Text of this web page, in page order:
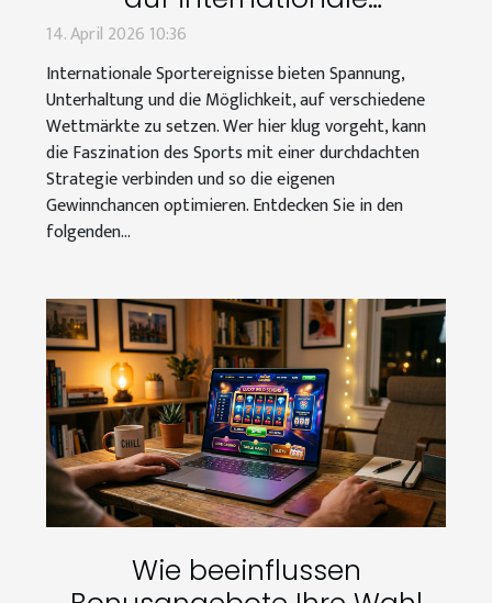
Sportereignisse wetten?
14. April 2026 10:36
Internationale Sportereignisse bieten Spannung,
Unterhaltung und die Möglichkeit, auf verschiedene
Wettmärkte zu setzen. Wer hier klug vorgeht, kann
die Faszination des Sports mit einer durchdachten
Strategie verbinden und so die eigenen
Gewinnchancen optimieren. Entdecken Sie in den
folgenden...
Wie beeinflussen